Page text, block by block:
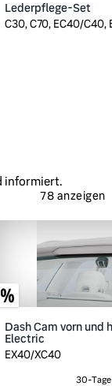
Lederpflege-Set
C30, C70, EC40/C40,
informiert.
78 anzeigen
Dash Cam vorn und
Electric
EX40/XC40
30-